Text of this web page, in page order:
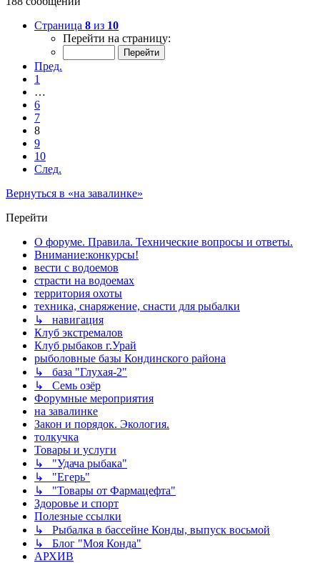
Страница 8 из 10
Перейти на страницу:
Пред.
1
…
6
7
8
9
10
След.
Вернуться в «на завалинке»
Перейти
О форуме. Правила. Технические вопросы и ответы.
Внимание:конкурсы!
вести с водоемов
страсти на водоемах
территория охоты
техника, снаряжение, снасти для рыбалки
↳ навигация
Клуб экстремалов
Клуб рыбаков г.Урай
рыболовные базы Кондинского района
↳ база "Глухая-2"
↳ Семь озёр
Форумные мероприятия
на завалинке
Закон и порядок. Экология.
толкучка
Товары и услуги
↳ "Удача рыбака"
↳ "Егерь"
↳ "Товары от Фармацефта"
Здоровье и спорт
Полезные ссылки
↳ Рыбалка в бассейне Конды, выпуск восьмой
↳ Блог "Моя Конда"
АРХИВ